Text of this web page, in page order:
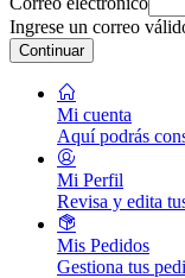
Ingrese un correo
Continuar
Mi cuenta
Aquí podrás
Mi Perfil
Revisa y edita
Mis Pedidos
Gestiona tus